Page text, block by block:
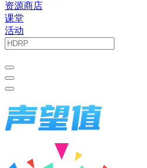
资源商店
课堂
活动